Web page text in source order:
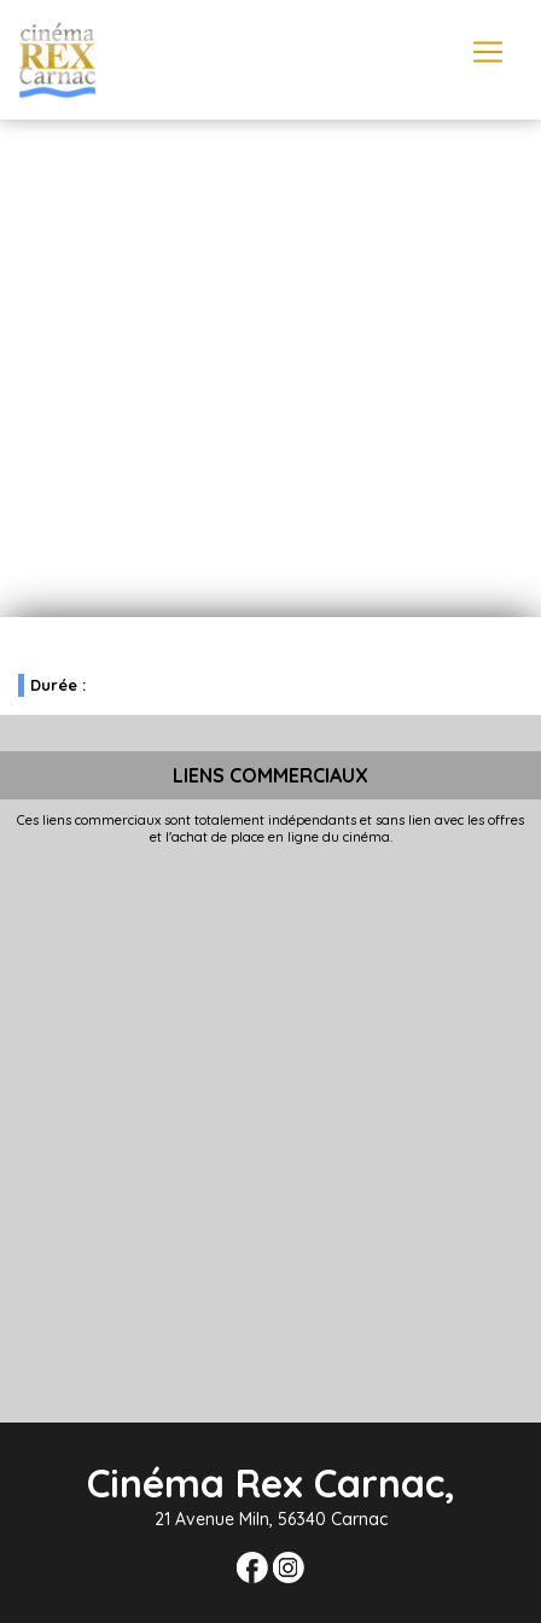
Durée :
LIENS COMMERCIAUX
Ces liens commerciaux sont totalement indépendants et sans lien avec les offres
et l'achat de place en ligne du cinéma.
Cinéma Rex Carnac,
21 Avenue Miln, 56340 Carnac